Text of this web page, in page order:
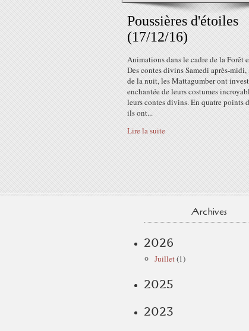
Poussières d'étoiles
(17/12/16)
Animations dans le cadre de la Forêt
Des contes divins Samedi après-midi,
de la nuit, les Mattagumber ont
enchantée de leurs costumes
leurs contes divins. En quatre points
ils ont...
Lire la suite
Archives
2026
Juillet(1)
2025
2023